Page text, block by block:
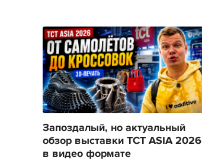
Запоздалый, но актуальный
обзор выставки TCT ASIA 2026
в видео формате